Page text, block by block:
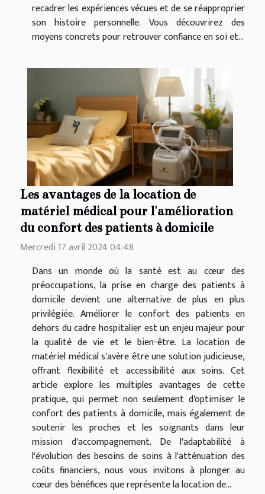
recadrer les expériences vécues et de se réapproprier
son histoire personnelle. Vous découvrirez des
moyens concrets pour retrouver confiance en soi et...
Les avantages de la location de
matériel médical pour l'amélioration
du confort des patients à domicile
Mercredi 17 avril 2024 04:48
Dans un monde où la santé est au cœur des
préoccupations, la prise en charge des patients à
domicile devient une alternative de plus en plus
privilégiée. Améliorer le confort des patients en
dehors du cadre hospitalier est un enjeu majeur pour
la qualité de vie et le bien-être. La location de
matériel médical s'avère être une solution judicieuse,
offrant flexibilité et accessibilité aux soins. Cet
article explore les multiples avantages de cette
pratique, qui permet non seulement d'optimiser le
confort des patients à domicile, mais également de
soutenir les proches et les soignants dans leur
mission d'accompagnement. De l'adaptabilité à
l'évolution des besoins de soins à l'atténuation des
coûts financiers, nous vous invitons à plonger au
cœur des bénéfices que représente la location de...